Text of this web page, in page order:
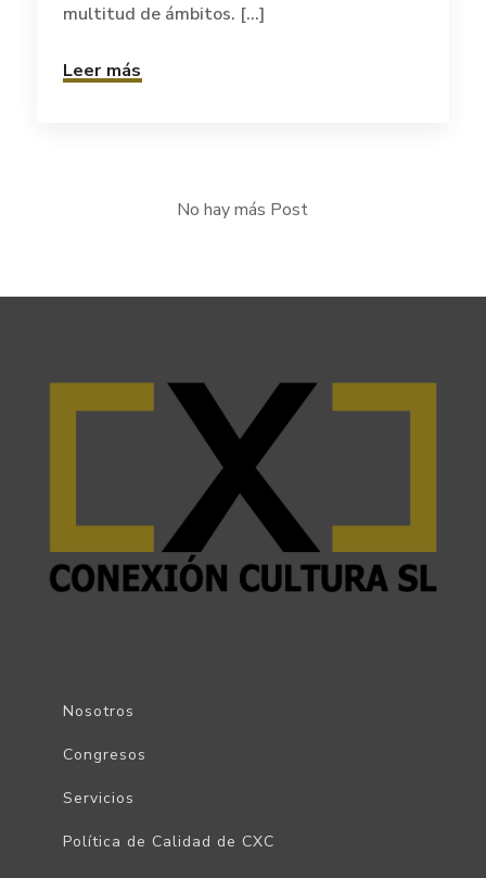
multitud de ámbitos. [...]
Leer más
No hay más Post
Nosotros
Congresos
Servicios
Política de Calidad de CXC